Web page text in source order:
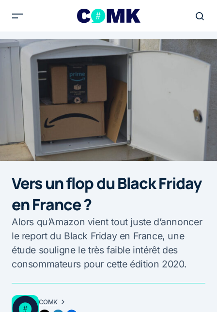
Vers un flop du Black Friday
en France ?
Alors qu’Amazon vient tout juste d’annoncer
le report du Black Friday en France, une
étude souligne le très faible intérêt des
consommateurs pour cette édition 2020.
COMK